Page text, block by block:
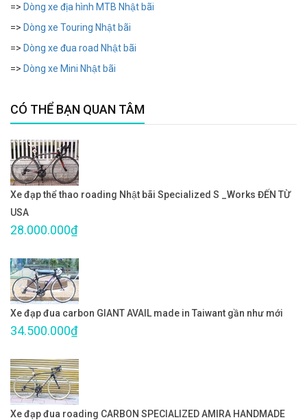
=> Dòng xe địa hình MTB Nhật bãi
=> Dòng xe Touring Nhật bãi
=> Dòng xe đua road Nhật bãi
=> Dòng xe Mini Nhật bãi
CÓ THỂ BẠN QUAN TÂM
Xe đạp thể thao roading Nhật bãi Specialized S _Works ĐẾN TỪ
USA
28.000.000₫
Xe đạp đua carbon GIANT AVAIL made in Taiwant gần như mới
34.500.000₫
Xe đạp đua roading CARBON SPECIALIZED AMIRA HANDMADE